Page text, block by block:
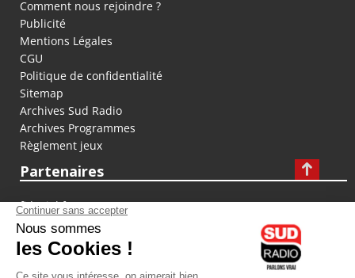
Comment nous rejoindre ?
Publicité
Mentions Légales
CGU
Politique de confidentialité
Sitemap
Archives Sud Radio
Archives Programmes
Règlement jeux
Partenaires
fiducial.fr
lyoncapitale.fr
olympique-et-lyonnais.com
L'application Iphone / Android